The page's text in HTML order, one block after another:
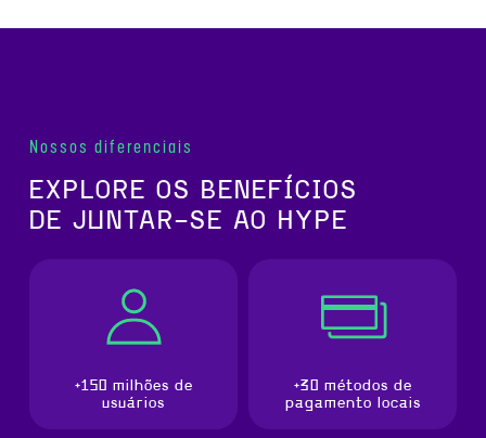
Nossos diferenciais
EXPLORE OS BENEFÍCIOS
DE JUNTAR-SE AO HYPE
+150 milhões de
usuários
+30 métodos de
pagamento locais